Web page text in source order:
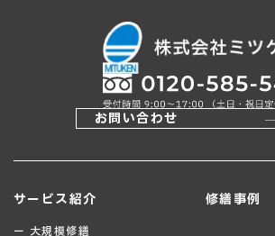
お問い合わせ
サービス紹介
ー 大規模修繕
修繕事例